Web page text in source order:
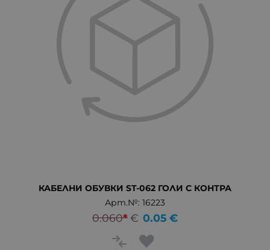
КАБЕЛНИ ОБУВКИ ST-062 ГОЛИ С КОНТРА
Арт.№: 16223
0.060*€ 0.05 €